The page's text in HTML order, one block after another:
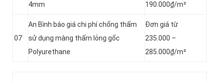
4mm
190.000₫/m²
07
An Bình báo giá chi phí chống thấm
sử dụng màng thấm lỏng gốc
Polyurethane
Đơn giá từ
235.000 –
285.000₫/m²